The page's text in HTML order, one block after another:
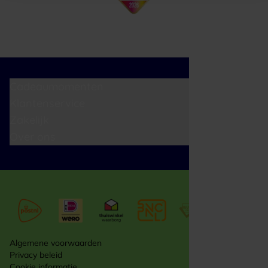
Algemene voorwaarden
Privacy beleid